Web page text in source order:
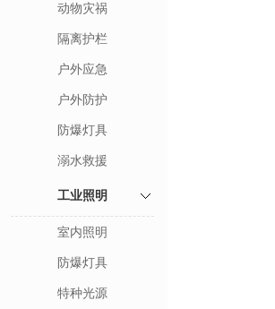
动物灾祸
隔离护栏
户外应急
户外防护
防爆灯具
溺水救援
工业照明
室内照明
防爆灯具
特种光源